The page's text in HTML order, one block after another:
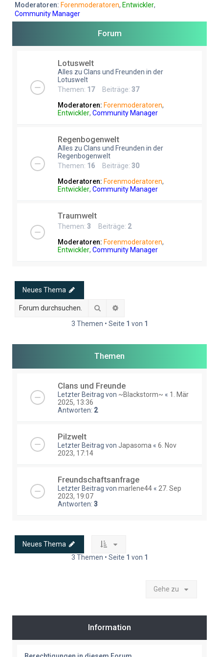
Moderatoren: Forenmoderatoren, Entwickler,
Community Manager
Forum
Lotuswelt
Alles zu Clans und Freunden in der
Lotuswelt
Themen: 17Beiträge: 37
Moderatoren: Forenmoderatoren,
Entwickler, Community Manager
Regenbogenwelt
Alles zu Clans und Freunden in der
Regenbogenwelt
Themen: 16 Beiträge: 30
Moderatoren: Forenmoderatoren,
Entwickler, Community Manager
Traumwelt
Themen: 3 Beiträge: 2
Moderatoren: Forenmoderatoren,
Entwickler, Community Manager
Neues Thema
Suche
3 Themen • Seite 1 von 1
Themen
Clans und Freunde
Letzter Beitrag von ~Blackstorm~ « 1. Mär
2025, 13:36
Antworten: 2
Pilzwelt
Letzter Beitrag von Japasoma « 6. Nov
2023, 17:14
Freundschaftsanfrage
Letzter Beitrag von marlene44 « 27. Sep
2023, 19:07
Antworten: 3
Neues Thema
3 Themen • Seite 1 von 1
Gehe zu
Information